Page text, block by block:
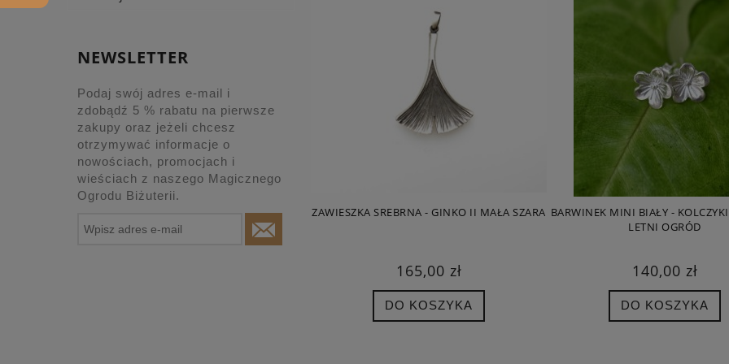
NEWSLETTER
Podaj swój adres e-mail i
zdobądź 5 % rabatu na pierwsze
zakupy oraz jeżeli chcesz
otrzymywać informacje o
nowościach, promocjach i
wieściach z naszego Magicznego
Ogrodu Biżuterii.
ZAWIESZKA SREBRNA - GINKO II MAŁA SZARA
165,00 zł
DO KOSZYKA
BARWINEK MINI BIAŁY - KOLCZYKI
LETNI OGRÓD
140,00 zł
DO KOSZYKA